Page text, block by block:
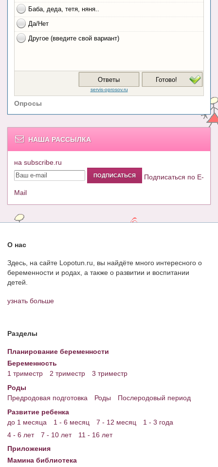
Опросы
НАША РАССЫЛКА
на subscribe.ru
Подписаться по E-
Mail
О нас
Здесь, на сайте Lopotun.ru, вы найдёте много интересного о
беременности и родах, а также о развитии и воспитании
детей.
узнать больше
Разделы
Планирование беременности
Беременность
1 триместр
2 триместр
3 триместр
Роды
Предродовая подготовка
Роды
Послеродовый период
Развитие ребенка
до 1 месяца
1 - 6 месяц 7 - 12 месяц
1 - 3 года
4 - 6 лет
7 - 10 лет
11 - 16 лет
Приложения
Мамина библиотека